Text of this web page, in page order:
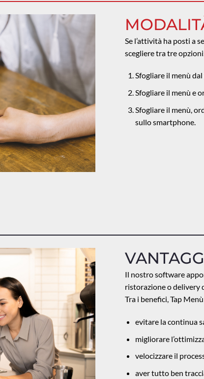
Se l’attività ha posti a
scegliere tra tre
Sfogliare il menù
Sfogliare il menù e
Sfogliare il menù,
sullo smartphone.
Il nostro software
ristorazione o delivery
Tra i benefici, Tap
evitare la continua
migliorare
velocizzare il
aver tutto ben